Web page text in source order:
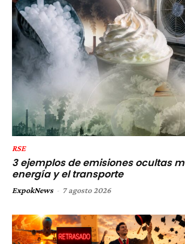
RSE
3 ejemplos de emisiones ocultas
energía y el transporte
ExpokNews - 7 agosto 2026